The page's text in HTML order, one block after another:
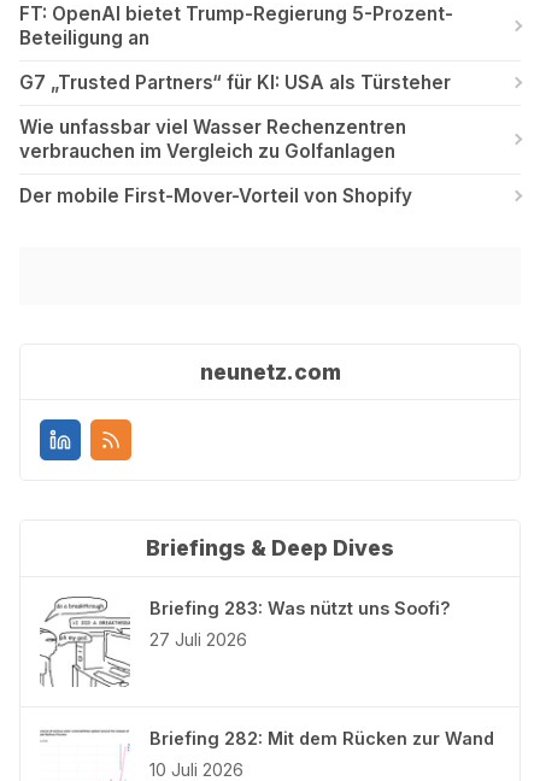
FT: OpenAI bietet Trump-Regierung 5-Prozent-
Beteiligung an
G7 „Trusted Partners“ für KI: USA als Türsteher
Wie unfassbar viel Wasser Rechenzentren
verbrauchen im Vergleich zu Golfanlagen
Der mobile First-Mover-Vorteil von Shopify
neunetz.com
Briefings & Deep Dives
Briefing 283: Was nützt uns Soofi?
27 Juli 2026
Briefing 282: Mit dem Rücken zur Wand
10 Juli 2026